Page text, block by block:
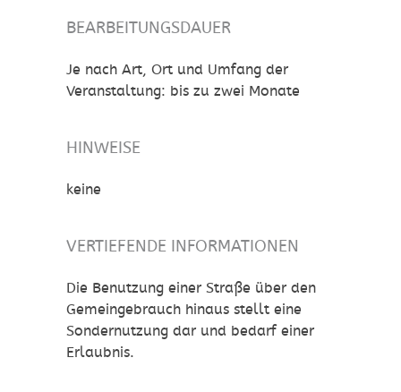
BEARBEITUNGSDAUER
Je nach Art, Ort und Umfang der
Veranstaltung: bis zu zwei Monate
HINWEISE
keine
VERTIEFENDE INFORMATIONEN
Die Benutzung einer Straße über den
Gemeingebrauch hinaus stellt eine
Sondernutzung dar und bedarf einer
Erlaubnis.